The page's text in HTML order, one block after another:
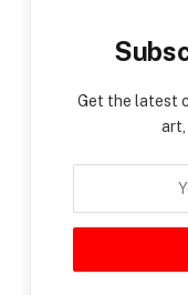
Get the latest
art,